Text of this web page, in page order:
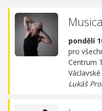
pondělí
pro
Centrum
Lukáš